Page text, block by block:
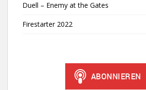
Duell – Enemy at the Gates
Firestarter 2022